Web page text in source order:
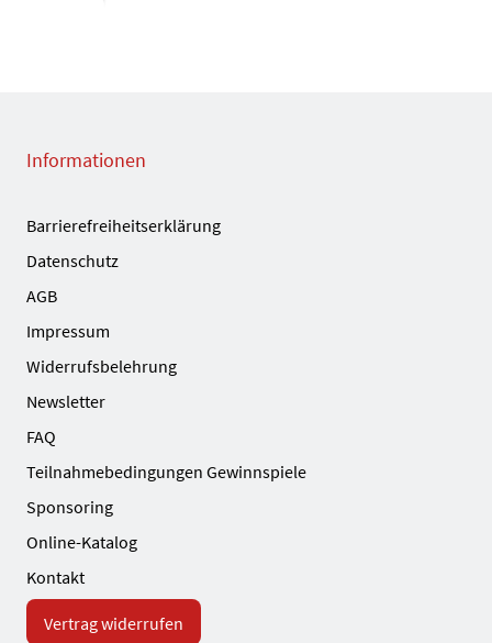
Informationen
Barrierefreiheitserklärung
Datenschutz
AGB
Impressum
Widerrufsbelehrung
Newsletter
FAQ
Teilnahmebedingungen Gewinnspiele
Sponsoring
Online-Katalog
Kontakt
Vertrag widerrufen